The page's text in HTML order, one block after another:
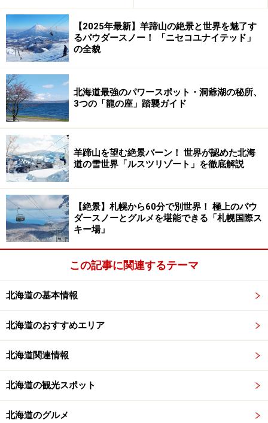
こにレストランや宴会場、遊園地があったという「オタ
モイ竜宮閣」
の跡が崖の凄い所に見えてきました。ここ
はずいぶん昔に火事で焼けてしまい、今は立入禁止。海
側からしか見ることができません。
崖に作られた「オタモイ竜宮閣」の跡
これから、青の洞窟に潜入します。
※記事内容は執筆時点のものです。最新の内容をご確認くださ
い。
【2025年最新】羊蹄山の絶景と世界を魅了す
るパウダースノー！ 「ニセコユナイテッド」
の全貌
北海道最強のパワースポット・洞爺湖の秘所、
3つの「龍の座」踏襲ガイド
羊蹄山を望む絶景バーン！ 世界が認めた北海
道の雪世界「ルスツリゾート」を徹底解説
【絶景】札幌から60分で別世界！ 極上のパウ
ダースノーとグルメを堪能できる「札幌国際ス
キー場」
この記事に関連するテーマ
北海道の基本情報
北海道のおすすめエリア
北海道関連情報
北海道の観光スポット
北海道のグルメ